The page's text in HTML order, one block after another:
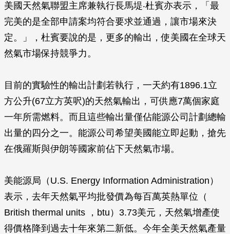
美國天然氣聯盟主席兼執行長馬堤‧杜賓亦表示，「最
完美的是全部申請案均符合要求並通過，讓市場來決
定。」，杜賓要說的是，更多的輸出，使美國在全球天
然氣市場保持競爭力。
目前的實驗性的輸出計劃若執行，一天約有1896.1立
方公升(67立方英呎)的天然氣輸出，可供應7萬個家庭
一年所需燃料。而且這些輸出量僅佔能源公司計劃總輸
出量的四分之一。能源公司希望美國能立即起動，搶先
在俄羅斯與伊朗等國家前佔下天然氣市場。
美能源局（U.S. Energy Information Administration）
表示，去年天然氣平均批發價為每百萬英熱單位（
British thermal units ，btu）3.73美元，天然氣增產使
得價格降到過去十年來第二新低。今年全美天然氣產量